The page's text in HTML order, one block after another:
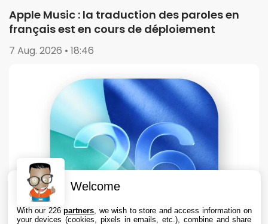
Apple Music : la traduction des paroles en
français est en cours de déploiement
7 Aug. 2026 • 18:46
Welcome
With our 226partners , we wish to store and access information on
your devices (cookies, pixels in emails, etc.), combine and share